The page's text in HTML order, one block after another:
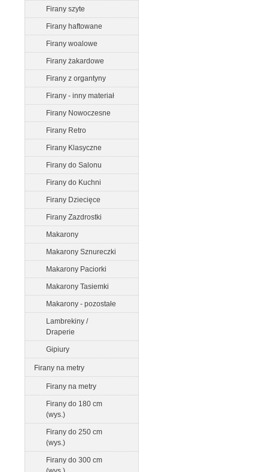
Firany szyte
Firany haftowane
Firany woalowe
Firany żakardowe
Firany z organtyny
Firany - inny materiał
Firany Nowoczesne
Firany Retro
Firany Klasyczne
Firany do Salonu
Firany do Kuchni
Firany Dziecięce
Firany Zazdrostki
Makarony
Makarony Sznureczki
Makarony Paciorki
Makarony Tasiemki
Makarony - pozostałe
Lambrekiny /
Draperie
Gipiury
Firany na metry
Firany na metry
Firany do 180 cm
(wys.)
Firany do 250 cm
(wys.)
Firany do 300 cm